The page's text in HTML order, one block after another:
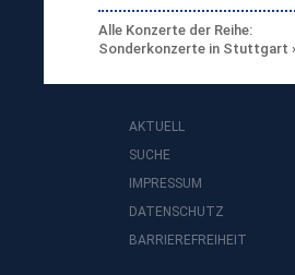
Alle Konzerte der Reihe:
Sonderkonzerte in Stuttgart
AKTUELL
SUCHE
IMPRESSUM
DATENSCHUTZ
BARRIEREFREIHEIT